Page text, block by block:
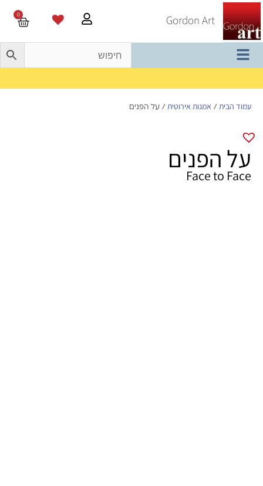
Gordon Art
0
עמוד הבית / אמנות אירוטית / על הפנים
על הפנים
Face to Face